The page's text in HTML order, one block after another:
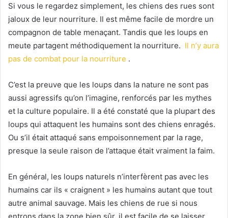
Si vous le regardez simplement, les chiens des rues sont
jaloux de leur nourriture. Il est même facile de mordre un
compagnon de table menaçant. Tandis que les loups en
meute partagent méthodiquement la nourriture. Il n’y aura
pas de combat pour la nourriture .
C’est la preuve que les loups dans la nature ne sont pas
aussi agressifs qu’on l’imagine, renforcés par les mythes
et la culture populaire. Il a été constaté que la plupart des
loups qui attaquent les humains sont des chiens enragés.
Ou s’il était attaqué sans empoisonnement par la rage,
presque la seule raison de l’attaque était vraiment la faim.
En général, les loups naturels n’interfèrent pas avec les
humains car ils « craignent » les humains autant que tout
autre animal sauvage. Mais les chiens de rue si nous
entrons dans la zone bien sûr, il est facile de se laisser